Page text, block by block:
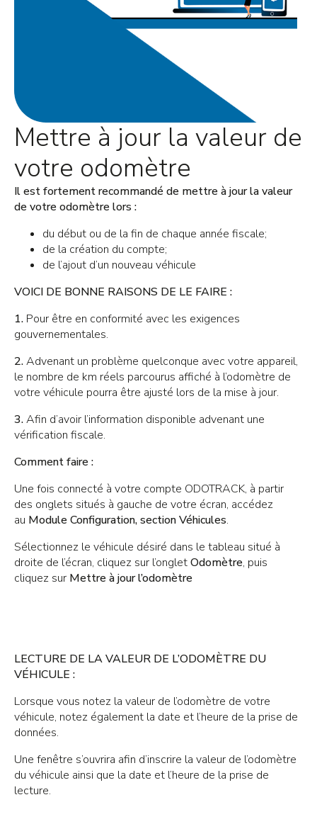
Mettre à jour la valeur de
votre odomètre
Il est fortement recommandé de mettre à jour la valeur
de votre odomètre lors :
du début ou de la fin de chaque année fiscale;
de la création du compte;
de l’ajout d’un nouveau véhicule
VOICI DE BONNE RAISONS DE LE FAIRE :
1. Pour être en conformité avec les exigences
gouvernementales.
2.Advenant un problème quelconque avec votre appareil,
le nombre de km réels parcourus affiché à l’odomètre de
votre véhicule pourra être ajusté lors de la mise à jour.
3.Afin d’avoir l’information disponible advenant une
vérification fiscale.
Comment faire :
Une fois connecté à votre compte ODOTRACK, à partir
des onglets situés à gauche de votre écran, accédez
au Module Configuration, section Véhicules.
Sélectionnez le véhicule désiré dans le tableau situé à
droite de l’écran, cliquez sur l’ongletOdomètre, puis
cliquez sur Mettre à jour l’odomètre
LECTURE DE LA VALEUR DE L’ODOMÈTRE DU
VÉHICULE :
Lorsque vous notez la valeur de l’odomètre de votre
véhicule, notez également la date et l’heure de la prise de
données.
Une fenêtre s’ouvrira afin d’inscrire la valeur de l’odomètre
du véhicule ainsi que la date et l’heure de la prise de
lecture.